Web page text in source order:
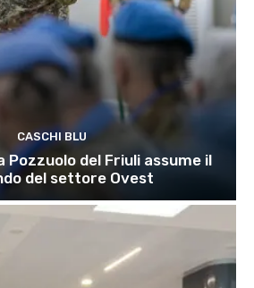
CASCHI BLU
Pozzuolo del Friuli assume il
del settore Ovest